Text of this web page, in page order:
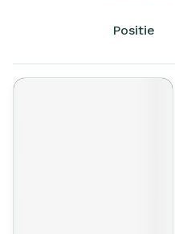
Sorteer op: